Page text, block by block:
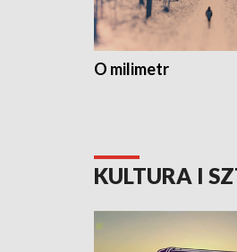
O milimetr
KULTURA I